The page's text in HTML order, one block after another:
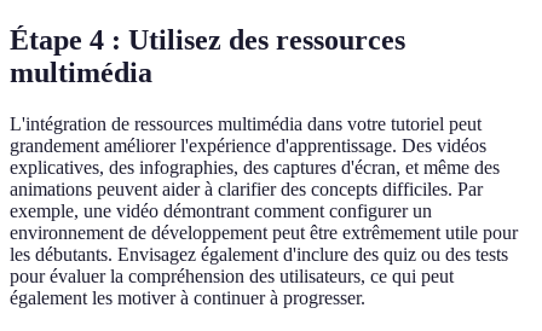
Étape 4 : Utilisez des ressources
multimédia
L'intégration de ressources multimédia dans votre tutoriel peut
grandement améliorer l'expérience d'apprentissage. Des vidéos
explicatives, des infographies, des captures d'écran, et même des
animations peuvent aider à clarifier des concepts difficiles. Par
exemple, une vidéo démontrant comment configurer un
environnement de développement peut être extrêmement utile pour
les débutants. Envisagez également d'inclure des quiz ou des tests
pour évaluer la compréhension des utilisateurs, ce qui peut
également les motiver à continuer à progresser.